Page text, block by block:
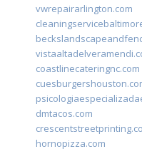
vwrepairarlington.com
coastlinecateringnc.com
dmtacos.com
hornopizza.com